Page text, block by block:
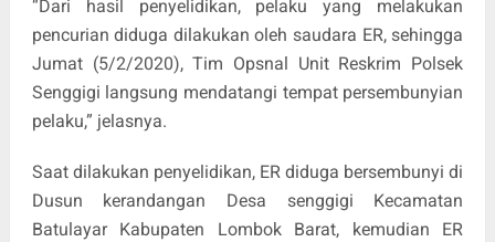
“Dari hasil penyelidikan, pelaku yang melakukan
pencurian diduga dilakukan oleh saudara ER, sehingga
Jumat (5/2/2020), Tim Opsnal Unit Reskrim Polsek
Senggigi langsung mendatangi tempat persembunyian
pelaku,” jelasnya.
Saat dilakukan penyelidikan, ER diduga bersembunyi di
Dusun kerandangan Desa senggigi Kecamatan
Batulayar Kabupaten Lombok Barat, kemudian ER